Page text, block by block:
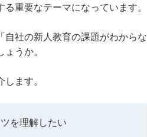
重要なテーマになっています。
自社の新人教育の課題がわからな
うか。
します。
を理解したい